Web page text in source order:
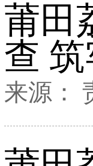
莆田
查
来源：